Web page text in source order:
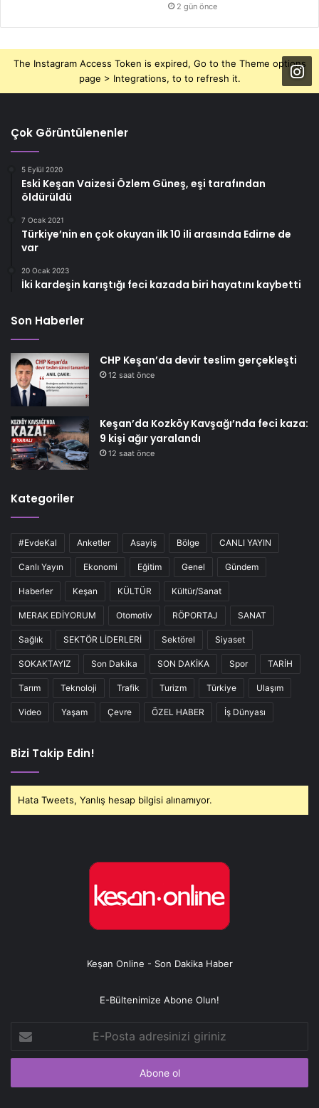
2 gün önce
The Instagram Access Token is expired, Go to the Theme options
page > Integrations, to to refresh it.
Çok Görüntülenenler
5 Eylül 2020
Eski Keşan Vaizesi Özlem Güneş, eşi tarafından
öldürüldü
7 Ocak 2021
Türkiye’nin en çok okuyan ilk 10 ili arasında Edirne de
var
20 Ocak 2023
İki kardeşin karıştığı feci kazada biri hayatını kaybetti
Son Haberler
CHP Keşan’da devir teslim gerçekleşti
12 saat önce
Keşan’da Kozköy Kavşağı’nda feci kaza:
9 kişi ağır yaralandı
12 saat önce
Kategoriler
#EvdeKal Anketler Asayiş Bölge CANLI YAYIN
Canlı Yayın Ekonomi Eğitim Genel Gündem
Haberler Keşan KÜLTÜR Kültür/Sanat
MERAK EDİYORUM Otomotiv RÖPORTAJ SANAT
Sağlık SEKTÖR LİDERLERİ Sektörel Siyaset
SOKAKTAYIZ Son Dakika SON DAKİKA Spor TARİH
Tarım Teknoloji Trafik Turizm Türkiye Ulaşım
Video Yaşam Çevre ÖZEL HABER İş Dünyası
Bizi Takip Edin!
Hata Tweets, Yanlış hesap bilgisi alınamıyor.
Keşan Online - Son Dakika Haber
E-Bültenimize Abone Olun!
Posta
adresinizi